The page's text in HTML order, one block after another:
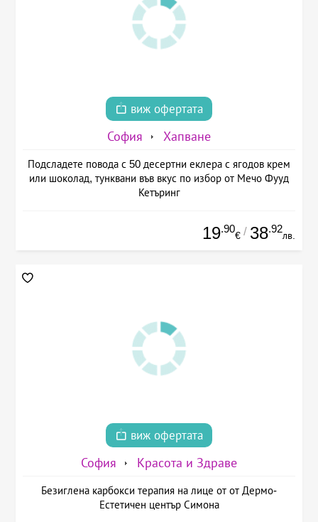
виж офертата
София Хапване
Подсладете повода с 50 десертни еклера с ягодов крем
или шоколад, тунквани във вкус по избор от Мечо Фууд
Кетъринг
19.90
€ / 38.92
лв.
виж офертата
София Красота и Здраве
Безиглена карбокси терапия на лице от от Дермо-
Естетичен център Симона